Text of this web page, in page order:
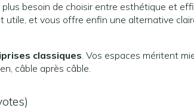
plus besoin de choisir entre esthétique et
utile, et vous offre enfin une alternative
classiques. Vos espaces méritent
câble après câble.